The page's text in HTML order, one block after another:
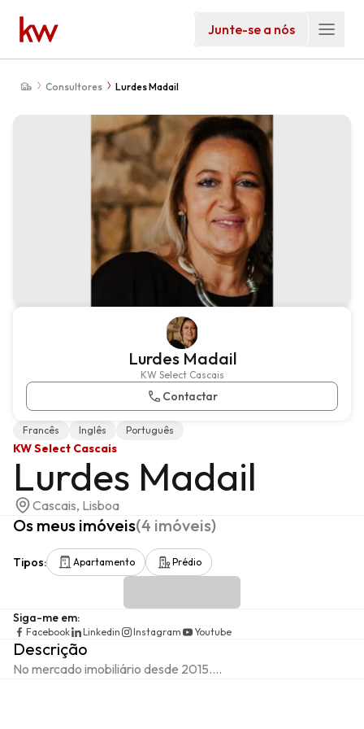
Junte-se a nós
Consultores Lurdes Madail
Lurdes Madail
KW Select Cascais
Contactar
Francês Inglês Português
KW Select Cascais
Lurdes Madail
Cascais, Lisboa
Os meus imóveis(4 imóveis)
Tipos: Apartamento Prédio
Siga-me em:
Facebook Linkedin Instagram Youtube
Descrição
No mercado imobiliário desde 2015....